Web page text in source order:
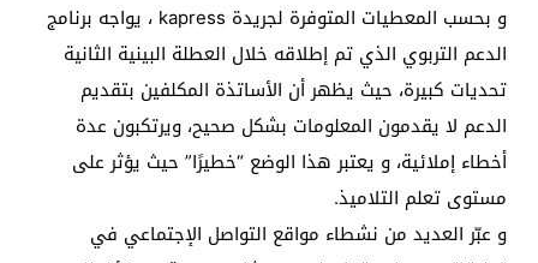
و بحسب المعطيات المتوفرة لجريدة kapress ، يواجه برنامج
الدعم التربوي الذي تم إطلاقه خلال العطلة البينية الثانية
تحديات كبيرة، حيث يظهر أن الأساتذة المكلفين بتقديم
الدعم لا يقدمون المعلومات بشكل صحيح، ويرتكبون عدة
أخطاء إملائية، و يعتبر هذا الوضع “خطيرًا” حيث يؤثر على
مستوى تعلم التلاميذ.
و عبّر العديد من نشطاء مواقع التواصل الإجتماعي في